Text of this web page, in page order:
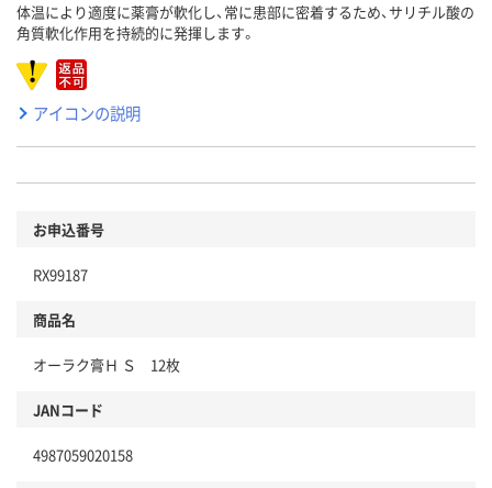
体温により適度に薬膏が軟化し、常に患部に密着するため、サリチル酸の
角質軟化作用を持続的に発揮します。
アイコンの説明
お申込番号
RX99187
商品名
オーラク膏Ｈ Ｓ 12枚
JANコード
4987059020158